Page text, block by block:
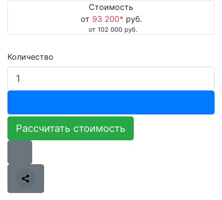
Стоимость
от 93 200* руб.
от 102 000 руб.
Количество
Рассчитать стоимость